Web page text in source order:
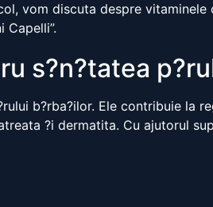
vom discuta despre
Capelli”.
s?n?tatea
b?rba?ilor. Ele contribuie la
?i dermatita. Cu ajutorul